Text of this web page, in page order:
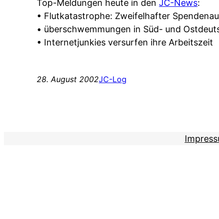
Top-Meldungen heute in denJC-News:
• Flutkatastrophe: Zweifelhafter
• überschwemmungen in Süd- und
• Internetjunkies versurfen ihre Arbeitszeit
28. August 2002JC-Log